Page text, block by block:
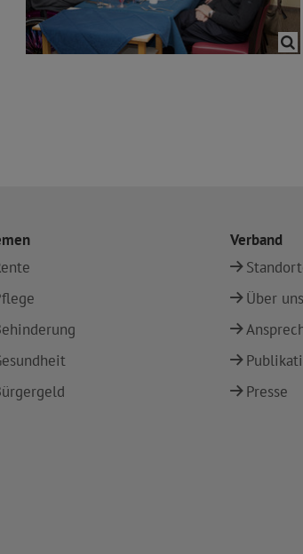
Verband
Über uns
Presse